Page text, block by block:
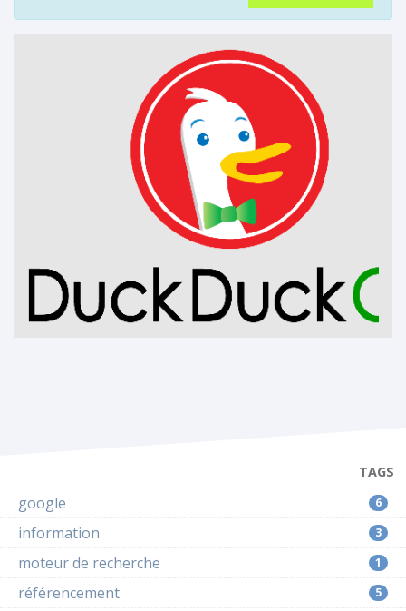
TAGS
google 6
information 3
moteur de recherche 1
référencement 5